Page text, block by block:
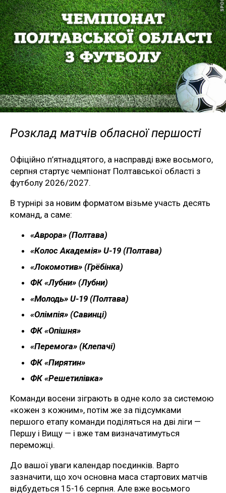
Розклад матчів обласної першості
Офіційно п’ятнадцятого, а насправді вже восьмого,
серпня стартує чемпіонат Полтавської області з
футболу 2026/2027.
В турнірі за новим форматом візьме участь десять
команд, а саме:
«Аврора» (Полтава)
«Колос Академія» U-19 (Полтава)
«Локомотив» (Грёбінка)
ФК «Лубни» (Лубни)
«Молодь» U-19 (Полтава)
«Олімпія» (Савинці)
ФК «Опішня»
«Перемога» (Клепачі)
ФК «Пирятин»
ФК «Решетилівка»
Команди восени зіграють в одне коло за системою
«кожен з кожним», потім же за підсумками
першого етапу команди поділяться на дві ліги —
Першу і Вищу — і вже там визначатимуться
переможці.
До вашої уваги календар поєдинків. Варто
зазначити, що хоч основна маса стартових матчів
відбудеться 15-16 серпня. Але вже восьмого